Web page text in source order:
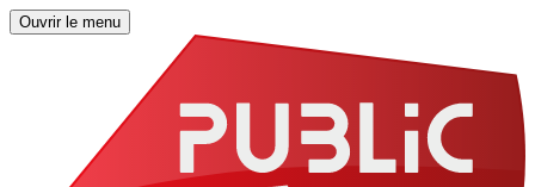
Ouvrir le menu